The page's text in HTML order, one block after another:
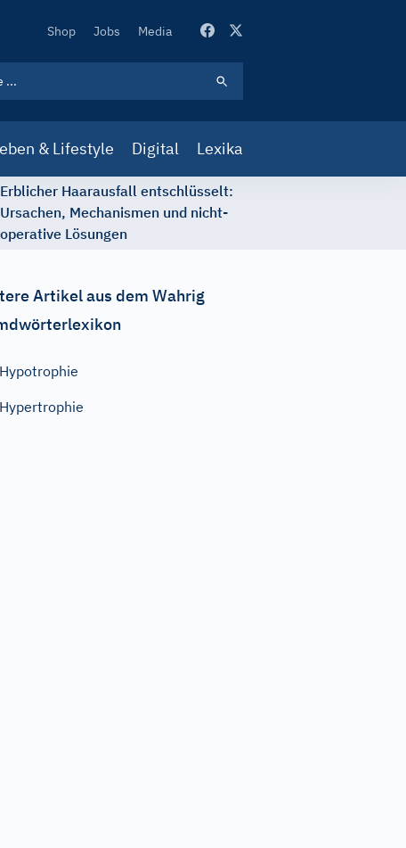
Secondary
Shop Jobs Media
& Lifestyle Digital Lexika
Erblicher Haarausfall entschlüsselt:
Ursachen, Mechanismen und nicht-
operative Lösungen
Artikel aus dem Wahrig
Hypotrophie
Hypertrophie